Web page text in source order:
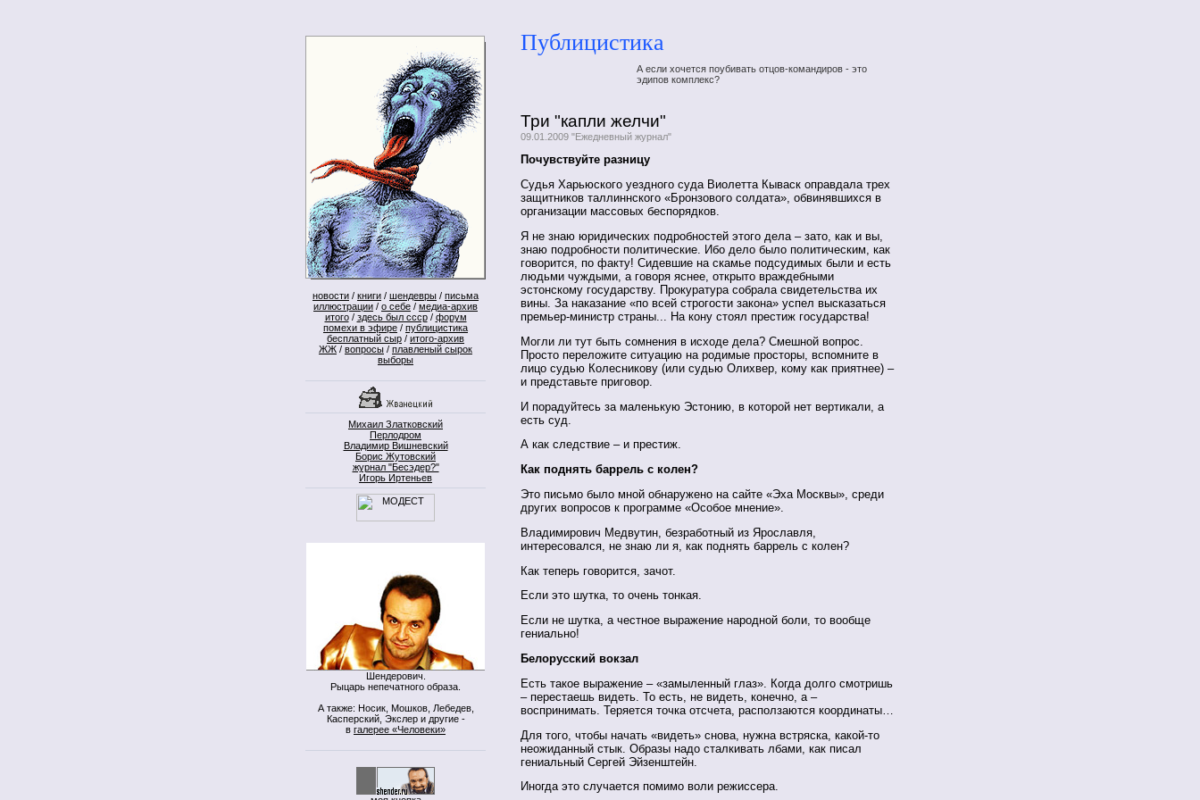
новости / книги / шендевры / письма
иллюстрации / о себе / медиа-архив
итого/ здесь был ссср/ форум
помехи в эфире / публицистика
бесплатный сыр / итого-архив
ЖЖ / вопросы / плавленый сырок
выборы
Михаил Златковский
Перлодром
Владимир Вишневский
Борис Жутовский
журнал "Бесэдер?"
Игорь Иртеньев
Шендерович.
Рыцарь непечатного образа.
А также: Носик, Мошков, Лебедев,
Касперский, Экслер и другие -
в галерее «Человеки»
Публицистика
А если хочется поубивать отцов-командиров - это
эдипов комплекс?
Три "капли желчи"
09.01.2009 "Ежедневный журнал"
Почувствуйте разницу
Судья Харьюского уездного суда Виолетта Кываск оправдала трех
защитников таллиннского «Бронзового солдата», обвинявшихся в
организации массовых беспорядков.
Я не знаю юридических подробностей этого дела – зато, как и вы,
знаю подробности политические. Ибо дело было политическим, как
говорится, по факту! Сидевшие на скамье подсудимых были и есть
людьми чуждыми, а говоря яснее, открыто враждебными
эстонскому государству. Прокуратура собрала свидетельства их
вины. За наказание «по всей строгости закона» успел высказаться
премьер-министр страны... На кону стоял престиж государства!
Могли ли тут быть сомнения в исходе дела? Смешной вопрос.
Просто переложите ситуацию на родимые просторы, вспомните в
лицо судью Колесникову (или судью Олихвер, кому как приятнее) –
и представьте приговор.
И порадуйтесь за маленькую Эстонию, в которой нет вертикали, а
есть суд.
А как следствие – и престиж.
Как поднять баррель с колен?
Это письмо было мной обнаружено на сайте «Эха Москвы», среди
других вопросов к программе «Особое мнение».
Владимирович Медвутин, безработный из Ярославля,
интересовался, не знаю ли я, как поднять баррель с колен?
Как теперь говорится, зачот.
Если это шутка, то очень тонкая.
Если не шутка, а честное выражение народной боли, то вообще
гениально!
Белорусский вокзал
Есть такое выражение – «замыленный глаз». Когда долго смотришь
– перестаешь видеть. То есть, не видеть, конечно, а –
воспринимать. Теряется точка отсчета, расползаются координаты…
Для того, чтобы начать «видеть» снова, нужна встряска, какой-то
неожиданный стык. Образы надо сталкивать лбами, как писал
гениальный Сергей Эйзенштейн.
Иногда это случается помимо воли режиссера.